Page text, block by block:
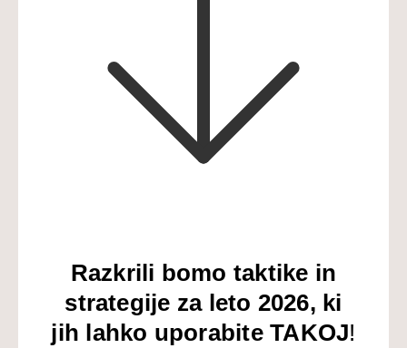
Razkrili bomo taktike in
strategije za leto 2026, ki
jih lahko uporabite TAKOJ!